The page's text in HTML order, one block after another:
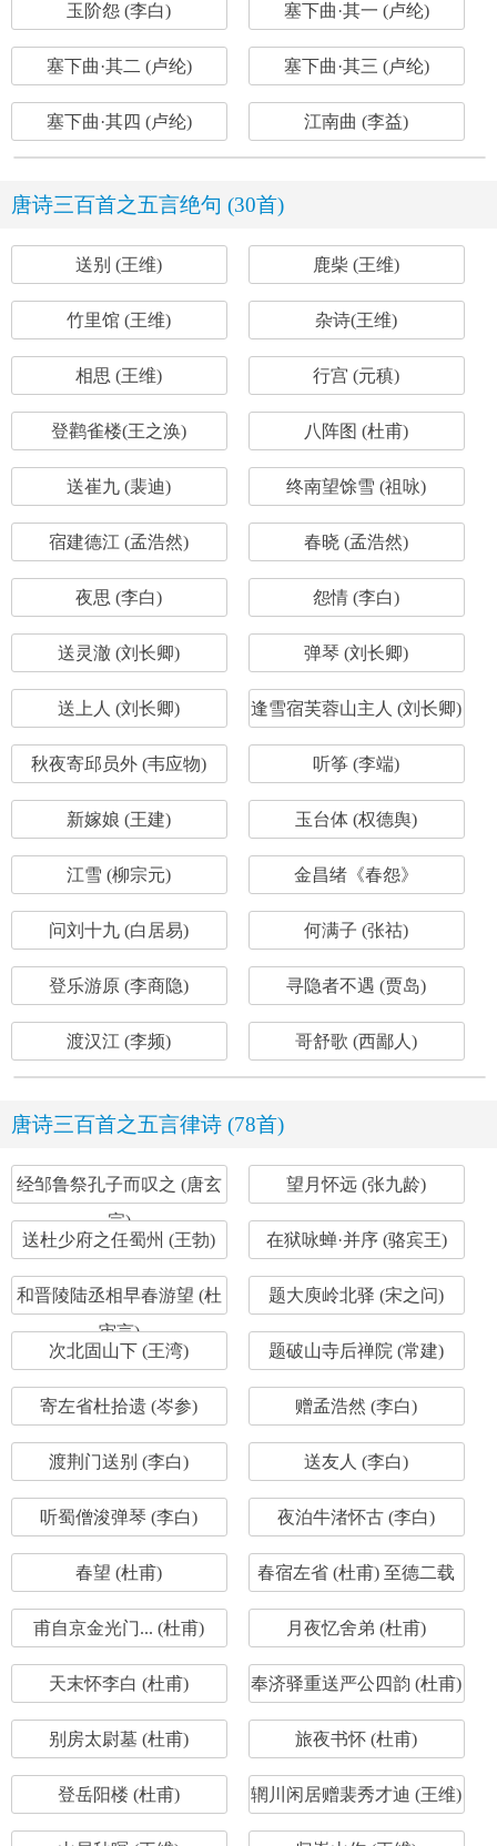
玉阶怨 (李白) 塞下曲·其一 (卢纶)
塞下曲·其二 (卢纶) 塞下曲·其三 (卢纶)
塞下曲·其四 (卢纶) 江南曲 (李益)
唐诗三百首之五言绝句 (30首)
送别 (王维) 鹿柴 (王维)
竹里馆 (王维) 杂诗(王维)
相思 (王维) 行宫 (元稹)
登鹳雀楼(王之涣) 八阵图 (杜甫)
送崔九 (裴迪) 终南望馀雪 (祖咏)
宿建德江 (孟浩然) 春晓 (孟浩然)
夜思 (李白) 怨情 (李白)
送灵澈 (刘长卿) 弹琴 (刘长卿)
送上人 (刘长卿) 逢雪宿芙蓉山主人 (刘长卿)
秋夜寄邱员外 (韦应物) 听筝 (李端)
新嫁娘 (王建) 玉台体 (权德舆)
江雪 (柳宗元) 金昌绪《春怨》
问刘十九 (白居易) 何满子 (张祜)
登乐游原 (李商隐) 寻隐者不遇 (贾岛)
渡汉江 (李频) 哥舒歌 (西鄙人)
唐诗三百首之五言律诗 (78首)
经邹鲁祭孔子而叹之 (唐玄
宗)
望月怀远 (张九龄)
送杜少府之任蜀州 (王勃) 在狱咏蝉·并序 (骆宾王)
和晋陵陆丞相早春游望 (杜
审言)
题大庾岭北驿 (宋之问)
次北固山下 (王湾) 题破山寺后禅院 (常建)
寄左省杜拾遗 (岑参) 赠孟浩然 (李白)
渡荆门送别 (李白) 送友人 (李白)
听蜀僧浚弹琴 (李白) 夜泊牛渚怀古 (李白)
春望 (杜甫) 春宿左省 (杜甫) 至德二载
甫自京金光门... (杜甫) 月夜忆舍弟 (杜甫)
天末怀李白 (杜甫) 奉济驿重送严公四韵 (杜甫)
别房太尉墓 (杜甫) 旅夜书怀 (杜甫)
登岳阳楼 (杜甫) 辋川闲居赠裴秀才迪 (王维)